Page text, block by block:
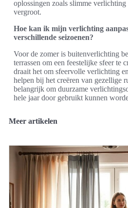
oplossingen zoals slimme
vergroot.
Hoe kan ik mijn verlichting
verschillende seizoenen?
Voor de zomer is buitenverlichting
terrassen om een feestelijke sfeer te
draait het om sfeervolle verlichting
helpen bij het creëren van gezellige
belangrijk om duurzame
hele jaar door gebruikt kunnen
Meer artikelen